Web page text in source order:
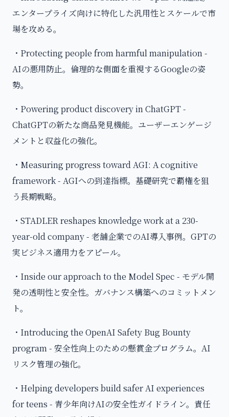
エンタープライズ向けに特化した汎用性とスケールで市
場を攻める。
・Protecting people from harmful manipulation -
AIの悪用防止。倫理的な側面を重視するGoogleの姿
勢。
・Powering product discovery in ChatGPT -
ChatGPTの新たな商品発見機能。ユーザーエンゲージ
メントと収益化の強化。
・Measuring progress toward AGI: A cognitive
framework - AGIへの到達指標。基礎研究で覇権を狙
う長期戦略。
・STADLER reshapes knowledge work at a 230-
year-old company - 老舗企業でのAI導入事例。GPTの
実ビジネス適用力をアピール。
・Inside our approach to the Model Spec - モデル開
発の透明性と安全性。ガバナンス構築へのコミットメン
ト。
・Introducing the OpenAI Safety Bug Bounty
program - 安全性向上のための懸賞金プログラム。AI
リスク管理の強化。
・Helping developers build safer AI experiences
for teens - 青少年向けAIの安全性ガイドライン。責任